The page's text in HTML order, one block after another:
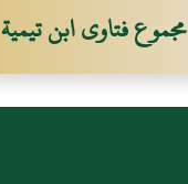
مجموع فتاوى ابن تيمية